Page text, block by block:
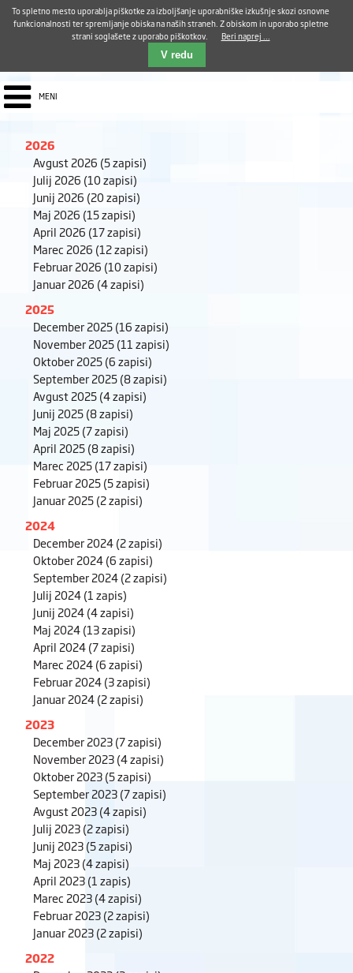
E-pošta ZUDV
Iskalnik
MENI
2026
Avgust 2026 (5 zapisi)
Julij 2026 (10 zapisi)
Junij 2026 (20 zapisi)
Maj 2026 (15 zapisi)
April 2026 (17 zapisi)
Marec 2026 (12 zapisi)
Februar 2026 (10 zapisi)
Januar 2026 (4 zapisi)
2025
December 2025(16 zapisi)
November 2025(11 zapisi)
Oktober 2025(6 zapisi)
September 2025(8 zapisi)
Avgust 2025(4 zapisi)
Junij 2025(8 zapisi)
Maj 2025(7 zapisi)
April 2025(8 zapisi)
Marec 2025(17 zapisi)
Februar 2025(5 zapisi)
Januar 2025(2 zapisi)
2024
December 2024(2 zapisi)
Oktober 2024(6 zapisi)
September 2024(2 zapisi)
Julij 2024(1 zapis)
Junij 2024(4 zapisi)
Maj 2024(13 zapisi)
April 2024(7 zapisi)
Marec 2024(6 zapisi)
Februar 2024(3 zapisi)
Januar 2024(2 zapisi)
2023
December 2023(7 zapisi)
November 2023(4 zapisi)
Oktober 2023(5 zapisi)
September 2023(7 zapisi)
Avgust 2023(4 zapisi)
Julij 2023(2 zapisi)
Junij 2023(5 zapisi)
Maj 2023(4 zapisi)
April 2023(1 zapis)
Marec 2023(4 zapisi)
Februar 2023(2 zapisi)
Januar 2023(2 zapisi)
2022
To spletno mesto uporablja piškotke za izboljšanje uporabniške izkušnje skozi osnovne
funkcionalnosti ter spremljanje obiska na naših straneh. Z obiskom in uporabo spletne
strani soglašete z uporabo piškotkov.
Beri naprej ...
V redu